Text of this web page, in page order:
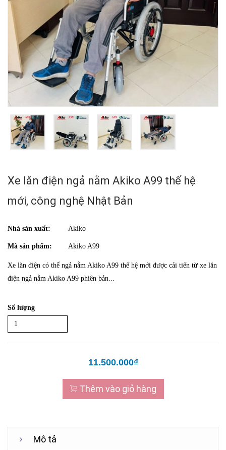
Xe lăn điện ngả nằm Akiko A99 thế hệ
mới, công nghệ Nhật Bản
Nhà sản xuất: Akiko
Mã sản phẩm: Akiko A99
Xe lăn điện có thể ngả nằm Akiko A99 thế hệ mới được cải tiến từ xe lăn
điện ngả nằm Akiko A99 phiên bản...
Số lượng
11.500.000₫
Thêm vào giỏ hàng
Mô tả